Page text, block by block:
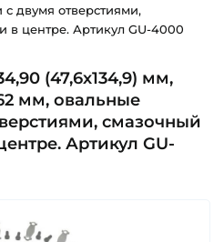
двумя отверстиями,
в центре. Артикул GU-4000
(47,6х134,9) мм,
мм, овальные
смазочный
Артикул GU-